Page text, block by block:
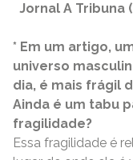
Jornal A Tribuna
* Em um artigo,
universo
dia, é mais frágil
Ainda é um tabu
fragilidade?
Essa fragilidade é